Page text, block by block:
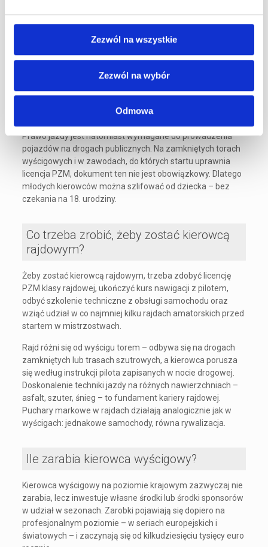
Zezwól na wszystkie
Zezwól na wybór
Odmowa
Czy kierowca wyścigowy musi mieć
prawo jazdy?
do startu w wyścigach na zamkniętych torach. Licencja
PZM wydawana jest niezależnie od prawa jazdy. W kartingu
możliwością uzyskania prawa jazdy.
Prawo jazdy jest natomiast wymagane do prowadzenia
pojazdów na drogach publicznych. Na zamkniętych torach
wyścigowych i w zawodach, do których startu uprawnia
licencja PZM, dokument ten nie jest obowiązkowy. Dlatego
młodych kierowców można szlifować od dziecka – bez
czekania na 18. urodziny.
Co trzeba zrobić, żeby zostać kierowcą
rajdowym?
Żeby zostać kierowcą rajdowym, trzeba zdobyć licencję
PZM klasy rajdowej, ukończyć kurs nawigacji z pilotem,
odbyć szkolenie techniczne z obsługi samochodu oraz
wziąć udział w co najmniej kilku rajdach amatorskich przed
startem w mistrzostwach.
Rajd różni się od wyścigu torem – odbywa się na drogach
zamkniętych lub trasach szutrowych, a kierowca porusza
się według instrukcji pilota zapisanych w nocie drogowej.
Doskonalenie techniki jazdy na różnych nawierzchniach –
asfalt, szuter, śnieg – to fundament kariery rajdowej.
Puchary markowe w rajdach działają analogicznie jak w
wyścigach: jednakowe samochody, równa rywalizacja.
Ile zarabia kierowca wyścigowy?
Kierowca wyścigowy na poziomie krajowym zazwyczaj nie
zarabia, lecz inwestuje własne środki lub środki sponsorów
w udział w sezonach. Zarobki pojawiają się dopiero na
profesjonalnym poziomie – w seriach europejskich i
światowych – i zaczynają się od kilkudziesięciu tysięcy euro